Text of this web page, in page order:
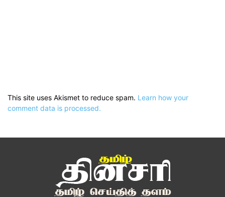
This site uses Akismet to reduce spam. Learn how your
comment data is processed.